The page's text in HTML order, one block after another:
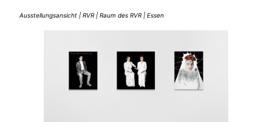
Ausstellungsansicht | RVR | Raum des RVR | Essen